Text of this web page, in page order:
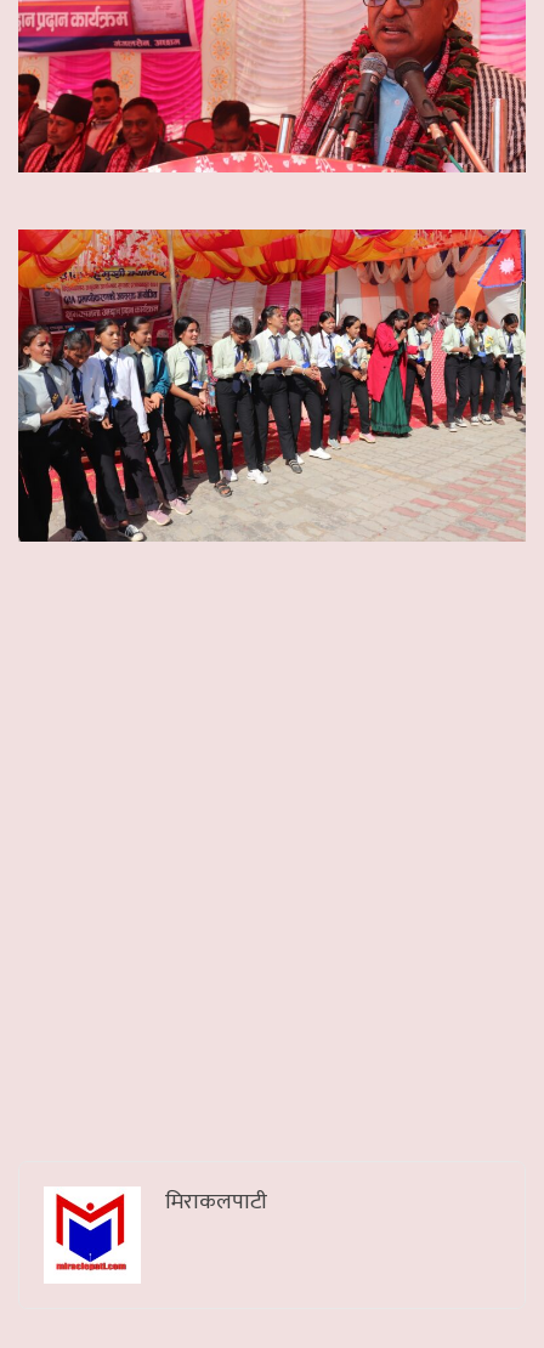
मिराकलपाटी